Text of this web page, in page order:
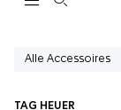
Suche öffnen